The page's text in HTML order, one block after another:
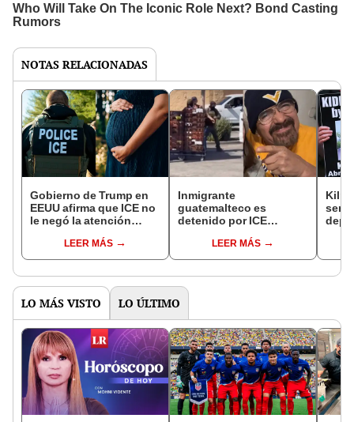
NOTAS RELACIONADAS
Gobierno de Trump en
EEUU afirma que ICE no
le negó la atención
embarazada:
"Absueltamente falso"
LEER MÁS
Inmigrante
guatemalteco es
detenido por ICE
tortillas en California
pese a vivir en EEUU
LEER MÁS
será
LO MÁS VISTO LO ÚLTIMO